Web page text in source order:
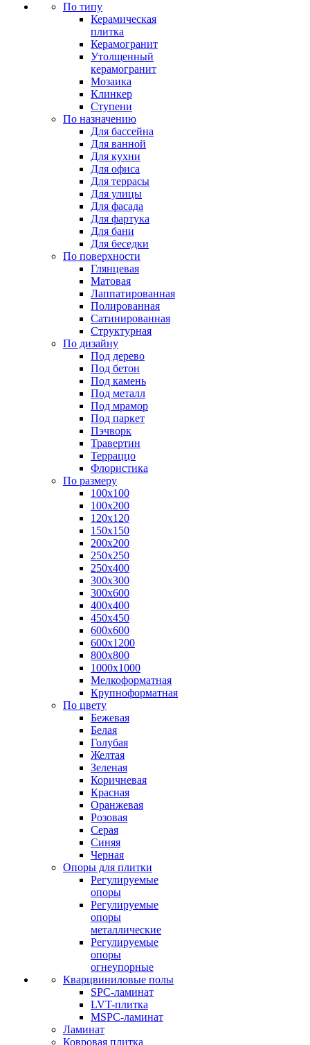
По типу
Керамическая
плитка
Керамогранит
Утолщенный
керамогранит
Мозаика
Клинкер
Ступени
По назначению
Для бассейна
Для ванной
Для кухни
Для офиса
Для террасы
Для улицы
Для фасада
Для фартука
Для бани
Для беседки
По поверхности
Глянцевая
Матовая
Лаппатированная
Полированная
Сатинированная
Структурная
По дизайну
Под дерево
Под бетон
Под камень
Под металл
Под мрамор
Под паркет
Пэчворк
Травертин
Терраццо
Флористика
По размеру
100х100
100х200
120х120
150х150
200х200
250х250
250х400
300х300
300х600
400х400
450х450
600х600
600х1200
800х800
1000х1000
Мелкоформатная
Крупноформатная
По цвету
Бежевая
Белая
Голубая
Желтая
Зеленая
Коричневая
Красная
Оранжевая
Розовая
Серая
Синяя
Черная
Опоры для плитки
Регулируемые
опоры
Регулируемые
опоры
металлические
Регулируемые
опоры
огнеупорные
Кварцвиниловые полы
SPC-ламинат
LVT-плитка
MSPC-ламинат
Ламинат
Ковровая плитка